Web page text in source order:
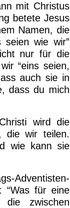
mit Christus
betete Jesus
Namen, die
wie wir”
nur für die
“eins seien,
auch sie in
dass du mich
wird die
die wir teilen.
wie kann sie
Adventisten-
“Was für eine
die zwischen